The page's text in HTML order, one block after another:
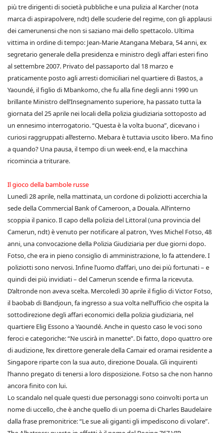
più tre dirigenti di società pubbliche e una pulizia al Karcher (nota
marca di aspirapolvere, ndt) delle scuderie del regime, con gli applausi
dei camerunensi che non si saziano mai dello spettacolo. Ultima
vittima in ordine di tempo: Jean-Marie Atangana Mebara, 54 anni, ex
segretario generale della presidenza e ministro degli affari esteri fino
al settembre 2007. Privato del passaporto dal 18 marzo e
praticamente posto agli arresti domiciliari nel quartiere di Bastos, a
Yaoundé, il figlio di Mbankomo, che fu alla fine degli anni 1990 un
brillante Ministro dell’Insegnamento superiore, ha passato tutta la
giornata del 25 aprile nei locali della polizia giudiziaria sottoposto ad
un ennesimo interrogatorio. “Questa è la volta buona”, dicevano i
curiosi raggruppati all’esterno. Mebara è tuttavia uscito libero. Ma fino
a quando? Una pausa, il tempo di un week-end, e la macchina
ricomincia a triturare.
Il gioco della bambole russe
Lunedì 28 aprile, nella mattinata, un cordone di poliziotti accerchia la
sede della Commercial Bank of Cameroon, a Douala. All’interno
scoppia il panico. Il capo della polizia del Littoral (una provincia del
Camerun, ndt) è venuto per notificare al patron, Yves Michel Fotso, 48
anni, una convocazione della Polizia Giudiziaria per due giorni dopo.
Fotso, che era in pieno consiglio di amministrazione, lo fa attendere. I
poliziotti sono nervosi. Infine l’uomo d’affari, uno dei più fortunati – e
quindi dei più invidiati – del Camerun scende e firma la ricevuta.
D’altronde non aveva scelta. Mercoledì 30 aprile il figlio di Victor Fotso,
il baobab di Bandjoun, fa ingresso a sua volta nell’ufficio che ospita la
sottodirezione degli affari economici della polizia giudiziaria, nel
quartiere Elig Essono a Yaoundé. Anche in questo caso le voci sono
feroci e categoriche: “Ne uscirà in manette”. Di fatto, dopo quattro ore
di audizione, l’ex direttore generale della Camair ed oramai residente a
Singapore riparte con la sua auto, direzione Douala. Gli inquirenti
l’hanno pregato di tenersi a loro disposizione. Fotso sa che non hanno
ancora finito con lui.
Lo scandalo nel quale questi due personaggi sono coinvolti porta un
nome di uccello, che è anche quello di un poema di Charles Baudelaire
dalla frase premonitrice: “Le sue ali giganti gli impediscono di volare”.